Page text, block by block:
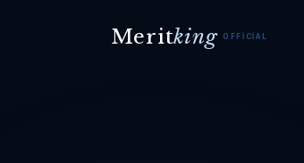
Meritking OFFICIAL